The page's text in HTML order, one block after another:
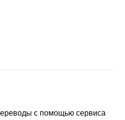
с помощью сервиса